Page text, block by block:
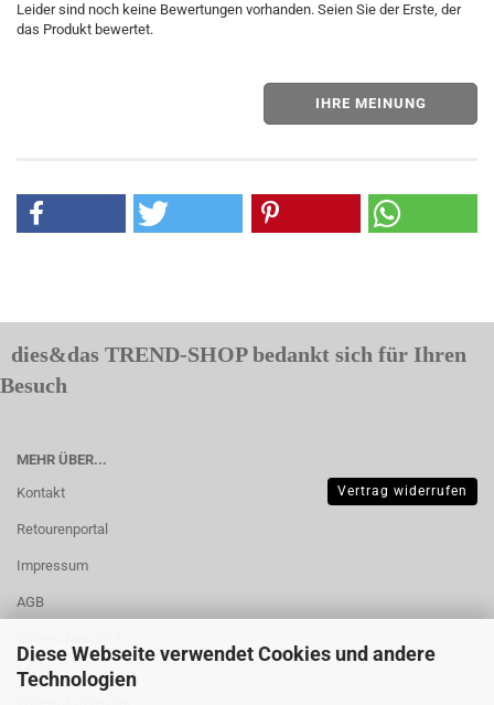
Diese Webseite verwendet Cookies und andere
Technologien
Leider sind noch keine Bewertungen vorhanden. Seien Sie der Erste, der
das Produkt bewertet.
IHRE MEINUNG
dies&das TREND-SHOP bedankt sich für Ihren
Besuch
MEHR ÜBER...
Kontakt
Retourenportal
Impressum
AGB
Muster-
Vertrag widerrufen